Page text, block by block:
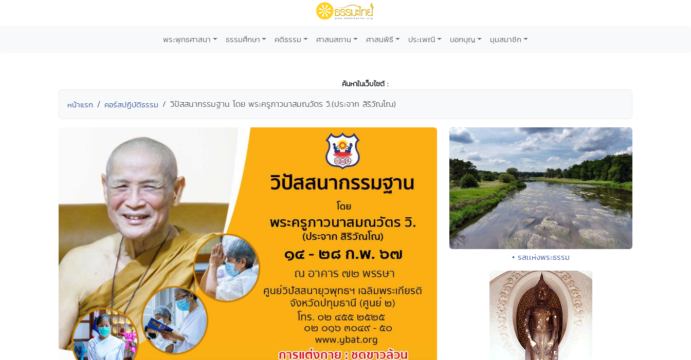
พระพุทธศาสนา ธรรมศึกษา คติธรรม ศาสนสถาน ศาสนพิธี ประเพณี บอกบุญ มุมสมาชิก
ค้นหาในเว็บไซต์ :
หน้าแรก คอร์สปฏิบัติธรรม วิปัสสนากรรมฐาน โดย พระครูภาวนาสมณวัตร วิ.(ประจาก สิริวัณโณ)
• รสเเห่งพระธรรม